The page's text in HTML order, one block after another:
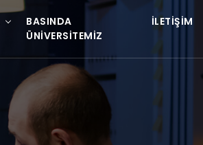
BASINDA
ÜNIVERSITEMIZ
İLETIŞIM